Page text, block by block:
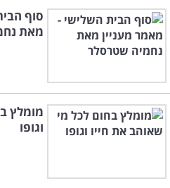
סוף
מאת
מומלץ
וגופו